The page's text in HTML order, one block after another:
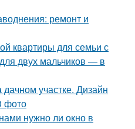
ремонт и
квартиры для семьи с
двух мальчиков — в
участке. Дизайн
фото
нужно ли окно в